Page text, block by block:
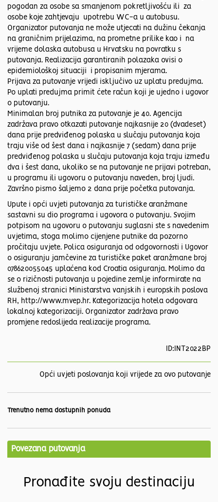
pogodan za osobe sa smanjenom pokretljivošću ili za
osobe koje zahtjevaju upotrebu WC-a u autobusu.
Organizator putovanja ne može utjecati na dužinu čekanja
na graničnim prijelazima, na prometne prilike kao i na
vrijeme dolaska autobusa u Hrvatsku na povratku s
putovanja. Realizacija garantiranih polazaka ovisi o
epidemiološkoj situaciji i propisanim mjerama.
Prijava za putovanje vrijedi isključivo uz uplatu predujma.
Po uplati predujma primit ćete račun koji je ujedno i ugovor
o putovanju.
Minimalan broj putnika za putovanje je 40. Agencija
zadržava pravo otkazati putovanje najkasnije 20 (dvadeset)
dana prije predviđenog polaska u slučaju putovanja koja
traju više od šest dana i najkasnije 7 (sedam) dana prije
predviđenog polaska u slučaju putovanja koja traju između
dva i šest dana, ukoliko se na putovanje ne prijavi potreban,
u programu ili ugovoru o putovanju naveden, broj ljudi.
Završno pismo šaljemo 2 dana prije početka putovanja.
Upute i opći uvjeti putovanja za turističke aranžmane
sastavni su dio programa i ugovora o putovanju. Svojim
potpisom na ugovoru o putovanju suglasni ste s navedenim
uvjetima, stoga molimo cijenjene putnike da pozorno
pročitaju uvjete. Polica osiguranja od odgovornosti i Ugovor
o osiguranju jamčevine za turističke paket aranžmane broj
078620055045 uplaćena kod Croatia osiguranja. Molimo da
se o rizičnosti putovanja u pojedine zemlje informirate na
službenoj stranici Ministarstva vanjskih i europskih poslova
RH, http://www.mvep.hr. Kategorizacija hotela odgovara
lokalnoj kategorizaciji. Organizator zadržava pravo
promjene redoslijeda realizacije programa.
ID:INT2022BP
Opći uvjeti poslovanja koji vrijede za ovo putovanje
Trenutno nema dostupnih ponuda
Povezana putovanja
Pronađite svoju destinaciju